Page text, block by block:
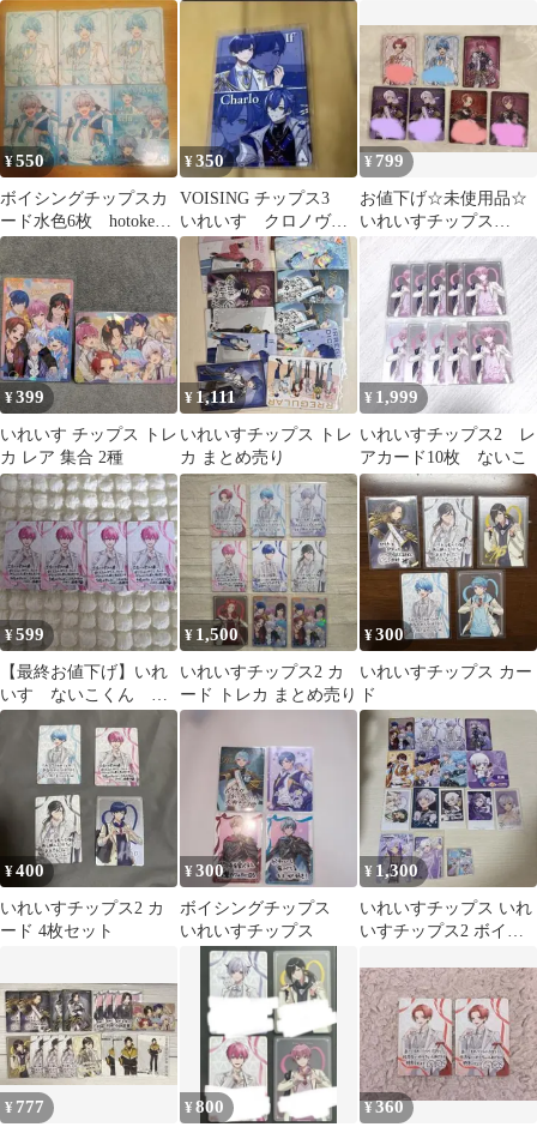
ド
¥550
ボイシングチップスカ
ード水色6枚 hotoke
れる 雨乃こさめ
¥350
VOISING チップス3
いれいす クロノヴ
ァ If しゃるろ カード
¥ 799
お値下げ☆未使用品☆
いれいすチップス
&VOICINGチップスカ
ード7点まとめ売り
¥399
いれいす チップス トレ
カ レア 集合 2種
¥ 1,111
いれいすチップス トレ
カ まとめ売り
¥ 1,999
いれいすチップス2 レ
アカード10枚 ないこ
¥599
【最終お値下げ】いれ
いす ないこくん い
れいすチップス カー
ド トレカ
¥ 1,500
いれいすチップス2 カ
ード トレカ まとめ売り
¥300
いれいすチップス カー
ド
¥400
いれいすチップス2 カ
ード 4枚セット
¥300
ボイシングチップス
いれいすチップス
¥ 1,300
いれいすチップス いれ
いすチップス2 ボイシ
など
¥ 777 ¥800 ¥360